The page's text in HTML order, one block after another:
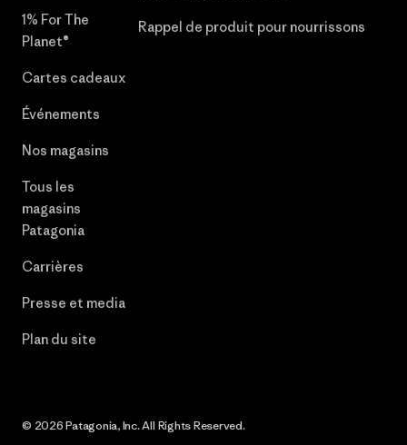
1% For The
Planet®
Cartes cadeaux
Événements
Nos magasins
Tous les
magasins
Patagonia
Carrières
Presse et media
Plan du site
Rappel de produit pour nourrissons
© 2026 Patagonia, Inc. All Rights Reserved.